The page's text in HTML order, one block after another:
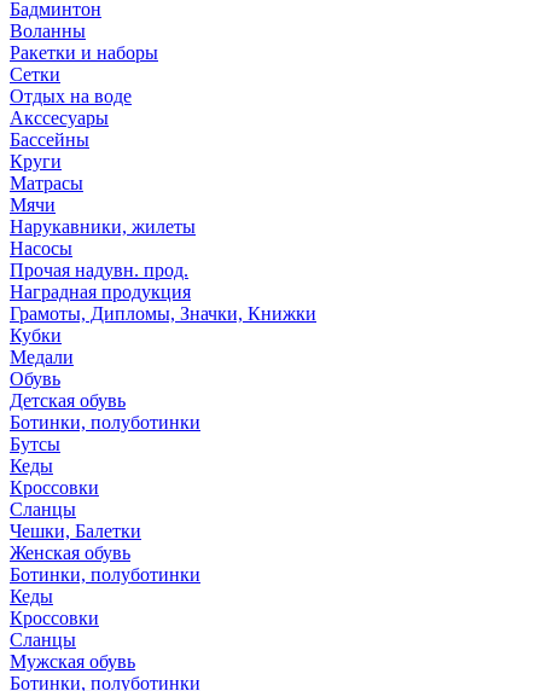
Бадминтон
Воланны
Ракетки и наборы
Сетки
Отдых на воде
Акссесуары
Бассейны
Круги
Матрасы
Мячи
Нарукавники, жилеты
Насосы
Прочая надувн. прод.
Наградная продукция
Грамоты, Дипломы, Значки, Книжки
Кубки
Медали
Обувь
Детская обувь
Ботинки, полуботинки
Бутсы
Кеды
Кроссовки
Сланцы
Чешки, Балетки
Женская обувь
Ботинки, полуботинки
Кеды
Кроссовки
Сланцы
Мужская обувь
Ботинки, полуботинки